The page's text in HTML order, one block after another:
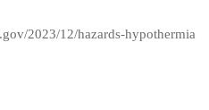
2023/12/hazards-hypothermia